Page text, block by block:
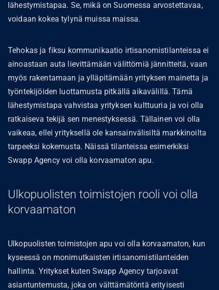
lähestymistapaa. Se, mikä on Suomessa arvostettavaa,
voidaan kokea tylynä muissa maissa.
Tehokas ja fiksu kommunikaatio irtisanomistilanteissa ei
ainoastaan auta lievittämään välittömiä jännitteitä, vaan
myös rakentamaan ja ylläpitämään yrityksen mainetta ja
työntekijöiden luottamusta pitkällä aikavälillä. Tämä
lähestymistapa vahvistaa yrityksen kulttuuria ja voi olla
ratkaiseva tekijä sen menestyksessä. Tällainen voi olla
vaikeaa, ellei yrityksellä ole kansainvälisiltä markkinoilta
tarpeeksi kokemusta. Näissä tilanteissa esimerkiksi
Swapp Agency voi olla korvaamaton apu.
Ulkopuolisten toimistojen rooli voi olla
korvaamaton
Ulkopuolisten toimistojen apu voi olla korvaamaton, kun
kyseessä on monimutkaisten irtisanomistilanteiden
hallinta. Yritykset kuten Swapp Agency tarjoavat
asiantuntemusta, joka on välttämätöntä erityisesti